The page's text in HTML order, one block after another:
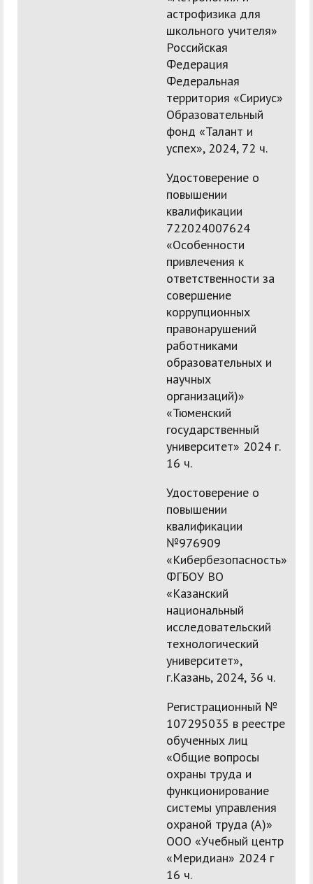
астрофизика для
школьного учителя»
Российская
Федерация
Федеральная
территория «Сириус»
Образовательный
фонд «Талант и
успех», 2024, 72 ч.
Удостоверение о
повышении
квалификации
722024007624
«Особенности
привлечения к
ответственности за
совершение
коррупционных
правонарушений
работниками
образовательных и
научных
организаций)»
«Тюменский
государственный
университет» 2024 г.
16 ч.
Удостоверение о
повышении
квалификации
№976909
«Кибербезопасность»
ФГБОУ ВО
«Казанский
национальный
исследовательский
технологический
университет»,
г.Казань, 2024, 36 ч.
Регистрационный №
107295035 в реестре
обученных лиц
«Общие вопросы
охраны труда и
функционирование
системы управления
охраной труда (А)»
ООО «Учебный центр
«Меридиан» 2024 г
16 ч.